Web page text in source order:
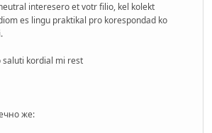
interesero et votr filio, kel kolekt
es lingu praktikal pro korespondad ko
saluti kordial mi rest
же: